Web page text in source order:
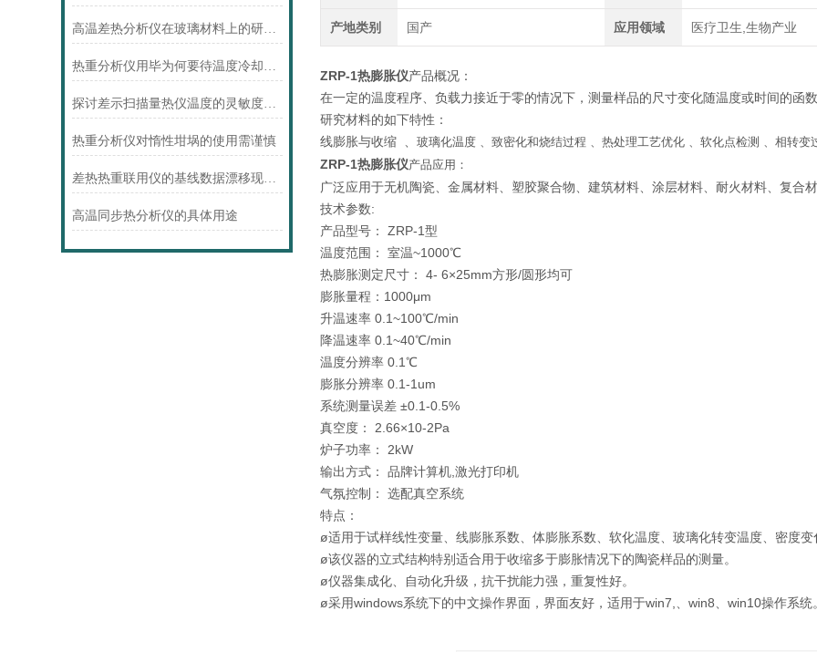
高温差热分析仪在玻璃材料上的研究！
热重分析仪用毕为何要待温度冷却后才可关软件？
探讨差示扫描量热仪温度的灵敏度校正
热重分析仪对惰性坩埚的使用需谨慎
差热热重联用仪的基线数据漂移现象分析
高温同步热分析仪的具体用途
产地类别 国产 应用领域 医疗卫生,生物产业
ZRP-1热膨胀仪产品概况：
在一定的温度程序、负载力接近于零的情况下，测量样品的尺寸变化随温度或时间的函
研究材料的如下特性：
线膨胀与收缩 、玻璃化温度 、致密化和烧结过程 、热处理工艺优化 、软化点检测 、相转
ZRP-1热膨胀仪产品应用：
广泛应用于无机陶瓷、金属材料、塑胶聚合物、建筑材料、涂层材料、耐火材料、复合
技术参数:
产品型号： ZRP-1型
温度范围： 室温~1000℃
热膨胀测定尺寸： 4- 6×25mm方形/圆形均可
膨胀量程：1000μm
升温速率 0.1~100℃/min
降温速率 0.1~40℃/min
温度分辨率 0.1℃
膨胀分辨率 0.1-1um
系统测量误差 ±0.1-0.5%
真空度： 2.66×10-2Pa
炉子功率： 2kW
输出方式： 品牌计算机,激光打印机
气氛控制： 选配真空系统
特点：
ø适用于试样线性变量、线膨胀系数、体膨胀系数、软化温度、玻璃化转变温度、密度变
ø该仪器的立式结构特别适合用于收缩多于膨胀情况下的陶瓷样品的测量。
ø仪器集成化、自动化升级，抗干扰能力强，重复性好。
ø采用windows系统下的中文操作界面，界面友好，适用于win7,、win8、win10操作系统